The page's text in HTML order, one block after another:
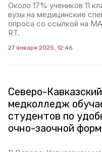
Около 17% учеников 11
вузы на медицинские
опроса со ссылкой на
RT.
27 января 2025, 12:46
Северо-Кавказский
медколледж
студентов по
очно-заочной